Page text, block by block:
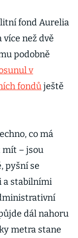
fond Aurelia
více než dvě
podobně
v
fondůještě
co má
mít – jsou
pyšní se
a stabilními
dál nahoru
metra stane